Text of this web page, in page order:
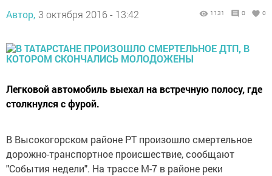
Автор, 3 октября 2016 - 13:42 1131 0 0
Легковой автомобиль выехал на встречную полосу, где
столкнулся с фурой.
В Высокогорском районе РТ произошло смертельное
дорожно-транспортное происшествие, сообщают
"События недели". На трассе М-7 в районе реки